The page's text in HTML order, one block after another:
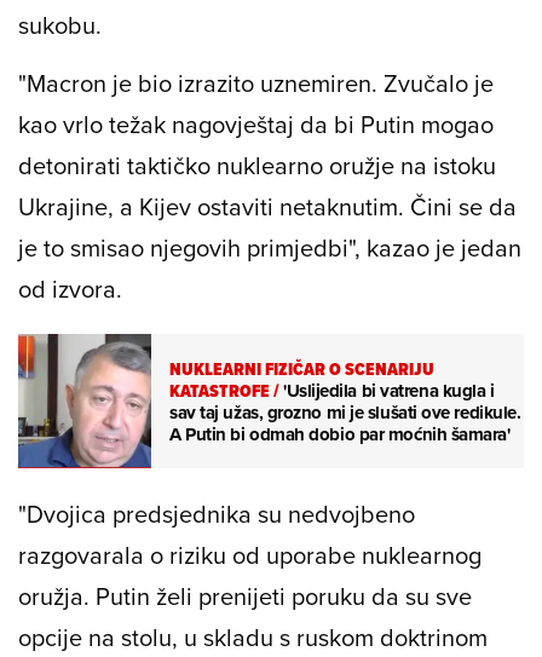
sukobu.
"Macron je bio izrazito uznemiren. Zvučalo je
kao vrlo težak nagovještaj da bi Putin mogao
detonirati taktičko nuklearno oružje na istoku
Ukrajine, a Kijev ostaviti netaknutim. Čini se da
je to smisao njegovih primjedbi", kazao je jedan
od izvora.
NUKLEARNI FIZIČAR O SCENARIJU
KATASTROFE/'Uslijedila bi vatrena kugla i
sav taj užas, grozno mi je slušati ove redikule.
A Putin bi odmah dobio par moćnih šamara'
"Dvojica predsjednika su nedvojbeno
razgovarala o riziku od uporabe nuklearnog
oružja. Putin želi prenijeti poruku da su sve
opcije na stolu, u skladu s ruskom doktrinom